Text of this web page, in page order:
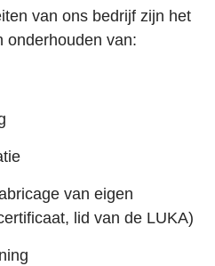
van ons bedrijf zijn het
onderhouden van:
van eigen
lid van de LUKA)